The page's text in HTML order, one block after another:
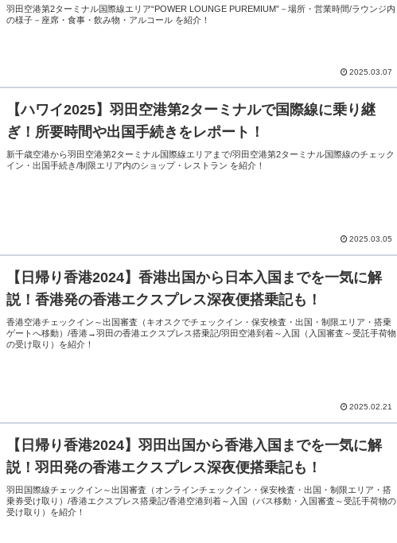
羽田空港第2ターミナル国際線エリア“POWER LOUNGE PUREMIUM”－場所・営業時間/ラウンジ内
の様子－座席・食事・飲み物・アルコール を紹介！
2025.03.07
【ハワイ2025】羽田空港第2ターミナルで国際線に乗り継
ぎ！所要時間や出国手続きをレポート！
新千歳空港から羽田空港第2ターミナル国際線エリアまで/羽田空港第2ターミナル国際線のチェック
イン・出国手続き/制限エリア内のショップ・レストラン を紹介！
2025.03.05
【日帰り香港2024】香港出国から日本入国までを一気に解
説！香港発の香港エクスプレス深夜便搭乗記も！
香港空港チェックイン～出国審査（キオスクでチェックイン・保安検査・出国・制限エリア・搭乗
ゲートへ移動）/香港→羽田の香港エクスプレス搭乗記/羽田空港到着～入国（入国審査～受託手荷物
の受け取り）を紹介！
2025.02.21
【日帰り香港2024】羽田出国から香港入国までを一気に解
説！羽田発の香港エクスプレス深夜便搭乗記も！
羽田国際線チェックイン～出国審査（オンラインチェックイン・保安検査・出国・制限エリア・搭
乗券受け取り）/香港エクスプレス搭乗記/香港空港到着～入国（バス移動・入国審査～受託手荷物の
受け取り）を紹介！